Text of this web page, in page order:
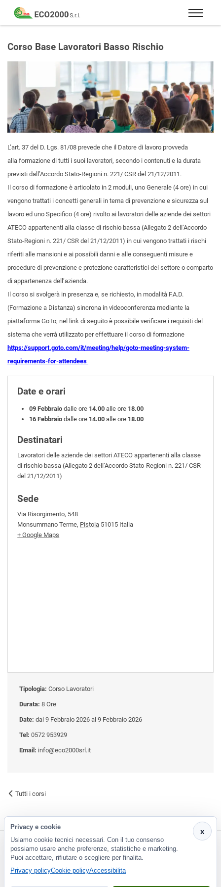
Eco
2000
Formazione
consulenza
sicurezza
sul
lavoro
–
81/08
Corso Base Lavoratori Basso Rischio
L’art. 37 del D. Lgs. 81/08 prevede che il Datore di lavoro provveda
alla formazione di tutti i suoi lavoratori, secondo i contenuti e la durata
previsti dall’Accordo Stato-Regioni n. 221/ CSR del 21/12/2011.
Il corso di formazione è articolato in 2 moduli, uno Generale (4 ore) in cui
vengono trattati i concetti generali in tema di prevenzione e sicurezza sul
lavoro ed uno Specifico (4 ore) rivolto ai lavoratori delle aziende dei settori
ATECO appartenenti alla classe di rischio bassa (Allegato 2 dell’Accordo
Stato-Regioni n. 221/ CSR del 21/12/2011) in cui vengono trattati i rischi
riferiti alle mansioni e ai possibili danni e alle conseguenti misure e
procedure di prevenzione e protezione caratteristici del settore o comparto
di appartenenza dell’azienda.
Il corso si svolgerà in presenza e, se richiesto, in modalità F.A.D.
(Formazione a Distanza) sincrona in videoconferenza mediante la
piattaforma GoTo; nel link di seguito è possibile verificare i requisiti del
sistema che verrà utilizzato per effettuare il corso di formazione
https://support.goto.com/it/meeting/help/goto-meeting-system-
requirements-for-attendees
Date e orari
09 Febbraiodalle ore 14.00 alle ore 18.00
16 Febbraiodalle ore 14.00 alle ore 18.00
Destinatari
Lavoratori delle aziende dei settori ATECO appartenenti alla classe
di rischio bassa (Allegato 2 dell’Accordo Stato-Regioni n. 221/ CSR
del 21/12/2011)
Sede
Via Risorgimento, 548
Monsummano Terme, Pistoia 51015 Italia
+ Google Maps
Tipologia: Corso Lavoratori
Durata: 8 Ore
Date: dal 9 Febbraio 2026 al 9 Febbraio 2026
Tel: 0572 953929
Email: info@eco2000srl.it
Tutti i corsi
CF e P.Iva 01266420478 - REA: PT-188663 | Via Risorgimento, 548 - Monsummano Terme (PT) | 0572
953929
x
Privacy e cookie
Usiamo cookie tecnici necessari. Con il tuo consenso
possiamo usare anche preferenze, statistiche e marketing.
Puoi accettare, rifiutare o scegliere per finalita.
Privacy policyCookie policyAccessibilita